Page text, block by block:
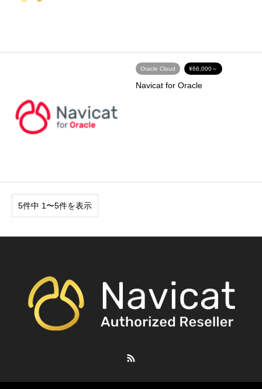
Oracle Cloud ¥66,000～
Navicat for Oracle
5件中 1〜5件を表示